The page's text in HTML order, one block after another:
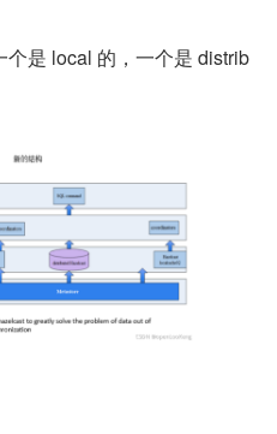
是 local 的，一个是 distrib